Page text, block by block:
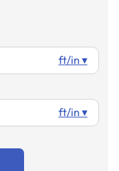
ft/in ▾
ft/in ▾